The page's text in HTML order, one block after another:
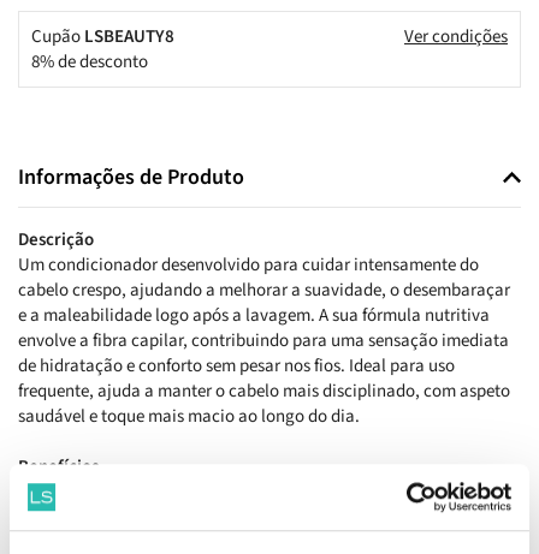
CupãoLSBEAUTY8
8% de desconto
Ver condições
Informações de Produto
Descrição
Um condicionador desenvolvido para cuidar intensamente do
cabelo crespo, ajudando a melhorar a suavidade, o desembaraçar
e a maleabilidade logo após a lavagem. A sua fórmula nutritiva
envolve a fibra capilar, contribuindo para uma sensação imediata
de hidratação e conforto sem pesar nos fios. Ideal para uso
frequente, ajuda a manter o cabelo mais disciplinado, com aspeto
saudável e toque mais macio ao longo do dia.
Benefícios
Ajuda a condicionar e nutrir profundamente a fibra capilar,
promovendo um cabelo mais suave, flexível e fácil de pentear.